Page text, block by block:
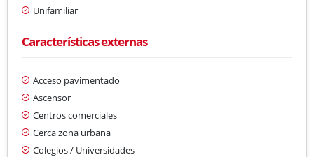
Unifamiliar
Características externas
Acceso pavimentado
Ascensor
Centros comerciales
Cerca zona urbana
Colegios / Universidades